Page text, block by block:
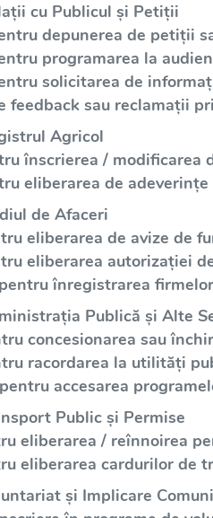
cu Publicul și Petiții
depunerea de petiții
programarea la
solicitarea de
feedback sau reclamații
Agricol
înscrierea / modificarea
eliberarea de
de Afaceri
eliberarea de avize de
eliberarea autorizației
înregistrarea
Publică și Alte
concesionarea sau
racordarea la utilități
accesarea
Public și Permise
eliberarea / reînnoirea
eliberarea cardurilor de
și Implicare